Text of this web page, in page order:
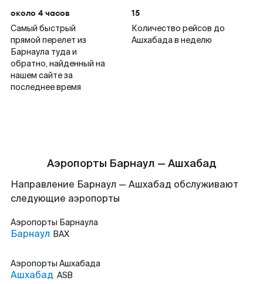
около 4 часов
Самый быстрый
прямой перелет из
Барнаула туда и
обратно, найденный на
нашем сайте за
последнее время
15
Количество рейсов до
Ашхабада в неделю
Аэропорты Барнаул — Ашхабад
Направление Барнаул — Ашхабад обслуживают
следующие аэропорты
Аэропорты Барнаула
Барнаул BAX
Аэропорты Ашхабада
Ашхабад ASB